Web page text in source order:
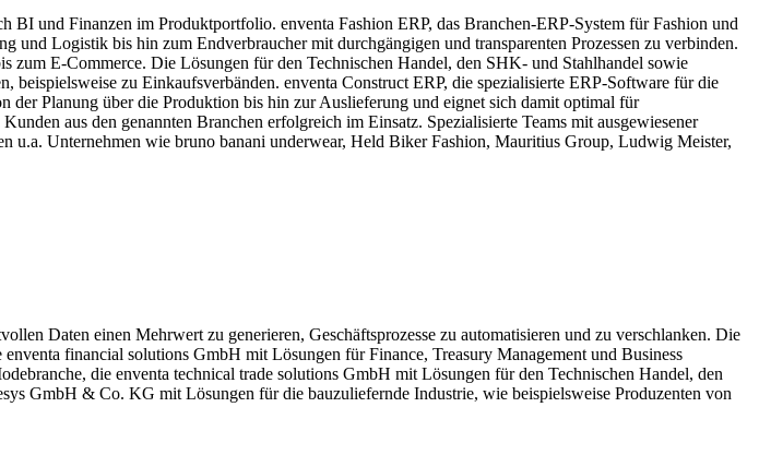
und Finanzen im Produktportfolio. enventa Fashion ERP, das Branchen-ERP-System für Fashion und
Logistik bis hin zum Endverbraucher mit durchgängigen und transparenten Prozessen zu verbinden.
E-Commerce. Die Lösungen für den Technischen Handel, den SHK- und Stahlhandel sowie
beispielsweise zu Einkaufsverbänden. enventa Construct ERP, die spezialisierte ERP-Software für die
Planung über die Produktion bis hin zur Auslieferung und eignet sich damit optimal für
aus den genannten Branchen erfolgreich im Einsatz. Spezialisierte Teams mit ausgewiesener
u.a. Unternehmen wie bruno banani underwear, Held Biker Fashion, Mauritius Group, Ludwig Meister,
Daten einen Mehrwert zu generieren, Geschäftsprozesse zu automatisieren und zu verschlanken. Die
financial solutions GmbH mit Lösungen für Finance, Treasury Management und Business
die enventa technical trade solutions GmbH mit Lösungen für den Technischen Handel, den
GmbH & Co. KG mit Lösungen für die bauzuliefernde Industrie, wie beispielsweise Produzenten von